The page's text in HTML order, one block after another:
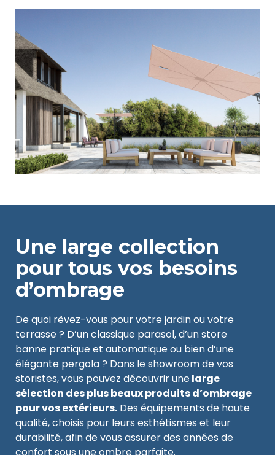
Une large collection
pour tous vos besoins
d’ombrage
De quoi rêvez-vous pour votre jardin ou votre
terrasse ? D’un classique parasol, d’un store
banne pratique et automatique ou bien d’une
élégante pergola ? Dans le showroom de vos
storistes, vous pouvez découvrir unelarge
sélection des plus beaux produits d’ombrage
pour vos extérieurs. Des équipements de haute
qualité, choisis pour leurs esthétismes et leur
durabilité, afin de vous assurer des années de